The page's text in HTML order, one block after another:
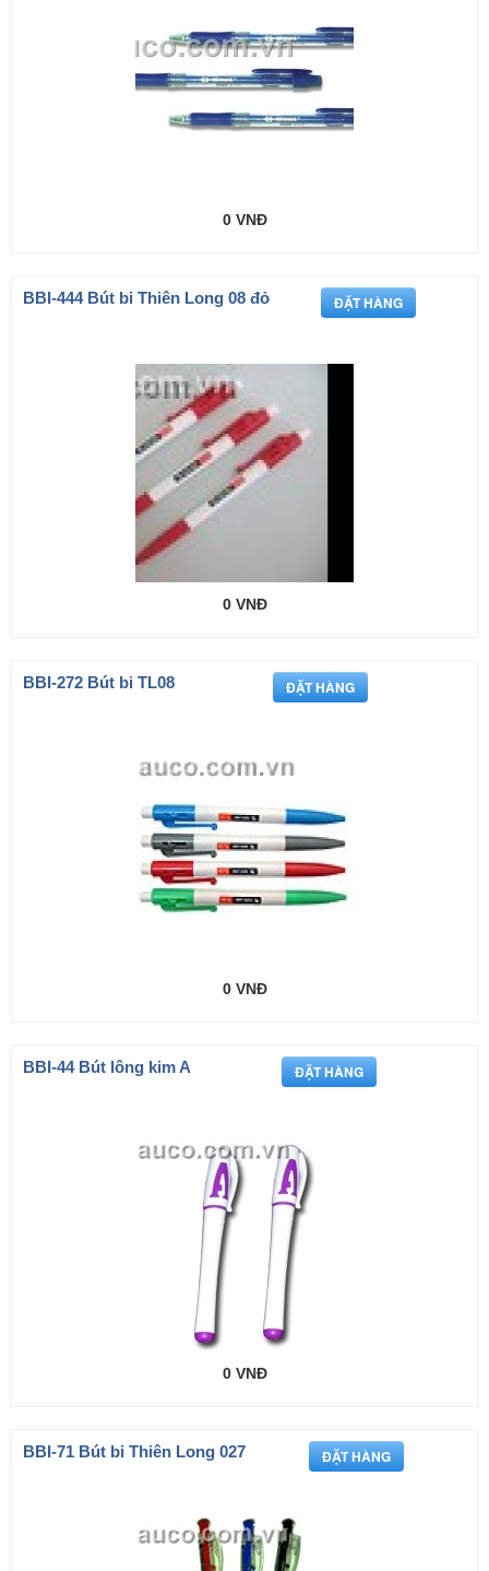
0 VNĐ
BBI-444 Bút bi Thiên Long 08 đỏ
0 VNĐ
BBI-272 Bút bi TL08
0 VNĐ
BBI-44 Bút lông kim A
0 VNĐ
BBI-71 Bút bi Thiên Long 027